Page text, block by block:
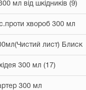
мл від шкідників (9)
хвороб 300 мл
лист) Блиск
300 мл (17)
300 мл